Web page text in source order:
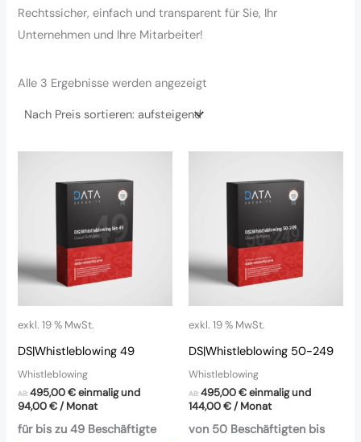
Rechtssicher, einfach und transparent für Sie, Ihr
Unternehmen und Ihre Mitarbeiter!
Alle 3 Ergebnisse werden angezeigt
exkl. 19 % MwSt.
DS|Whistleblowing 49
Whistleblowing
AB:495,00€einmalig und
94,00€ / Monat
für bis zu 49 Beschäftigte
exkl. 19 % MwSt.
DS|Whistleblowing 50-249
Whistleblowing
AB:495,00€einmalig und
144,00€/ Monat
von 50 Beschäftigten bis